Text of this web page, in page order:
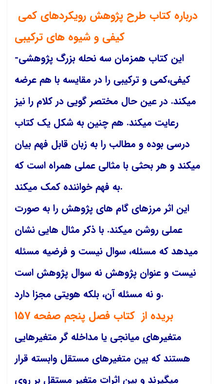
این کتاب همزمان سه نحله بزرگ پژوهشی-
کیفی،کمی و ترکیبی را در مقایسه با هم عرضه
میکند. در عین حال مختصر گویی در کلام را نیز
رعایت میکند. هم چنین به شکل یک کتاب
درسی بوده و مطالب را به زبان قابل فهم بیان
میکند و هر بحثی با مثالی عملی همراه است که
به فهم خواننده کمک میکند.
این اثر مرزهای گام های پژوهش را به صورت
عملی روشن میکند. با ذکر مثال هایی نشان
میدهد که مسئله، سوال نیست و فرضیه مسئله
نیست و عنوان پژوهش نه سوال پژوهش است
و نه مسئله آن، بلکه هویتی مجزا دارد.
بریده از کتاب فصل پنجم صفحه 157
متغیرهای میانجی یا مداخله گر متغیرهایی
هستند که بین متغیرهای مستقل وابسته قرار
میگیرند و بین اثرات متغیر مستقل بر روی